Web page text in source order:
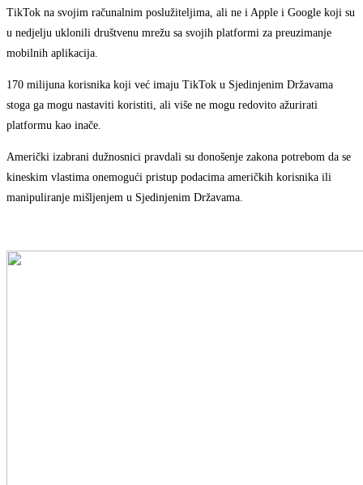
TikTok na svojim računalnim poslužiteljima, ali ne i Apple i Google koji su
u nedjelju uklonili društvenu mrežu sa svojih platformi za preuzimanje
mobilnih aplikacija.
170 milijuna korisnika koji već imaju TikTok u Sjedinjenim Državama
stoga ga mogu nastaviti koristiti, ali više ne mogu redovito ažurirati
platformu kao inače.
Američki izabrani dužnosnici pravdali su donošenje zakona potrebom da se
kineskim vlastima onemogući pristup podacima američkih korisnika ili
manipuliranje mišljenjem u Sjedinjenim Državama.